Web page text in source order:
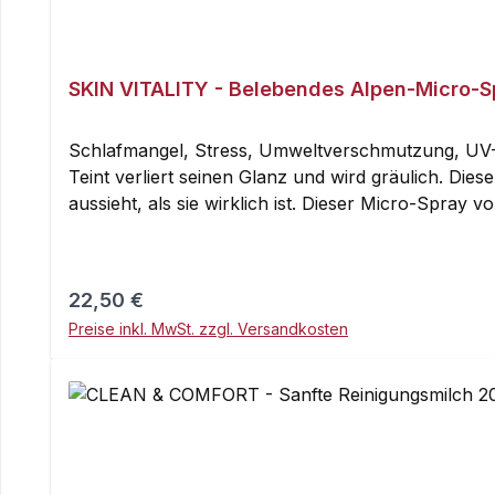
SKIN VITALITY - Belebendes Alpen-
Schlafmangel, Stress, Umweltverschmutzung,
Teint verliert seinen Glanz und wird gräulich.
aussieht, als sie wirklich ist. Dieser Micro-Spray
ausgezeichneten abschwellenden
Farbstoffe, Phenoxyethanol.Dermatologisch
Produkt vollsaugen lassen: Beide auf die
Regulärer Preis:
22,50 €
Preise inkl. MwSt. zzgl. Versandkosten